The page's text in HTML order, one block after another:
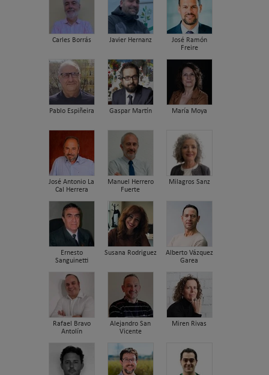
Carles Borrás Javier Hernanz
José Ramón
Freire
Pablo Espiñeira Gaspar Martín María Moya
José Antonio La
Cal Herrera
Manuel Herrero
Fuerte
Milagros Sanz
Ernesto
Sanguinetti
Susana Rodriguez
Alberto Vázquez
Garea
Rafael Bravo
Antolín
Alejandro San
Vicente
Miren Rivas